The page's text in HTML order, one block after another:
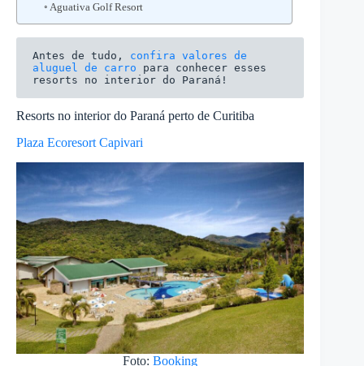
Aguativa Golf Resort
Antes de tudo,
confira valores de
aluguel de carro para conhecer esses
resorts no interior do Paraná!
Resorts no interior do Paraná perto de Curitiba
Plaza Ecoresort Capivari
Foto:Booking